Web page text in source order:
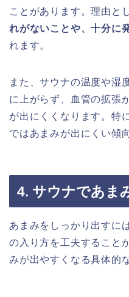
ことがあります。理由と
れがないことや、十分に
れます。
また、サウナの温度や湿
に上がらず、血管の拡張
が出にくくなります。特
ではあまみが出にくい傾
4. サウナであま
あまみをしっかり出すに
の入り方を工夫すること
みが出やすくなる具体的